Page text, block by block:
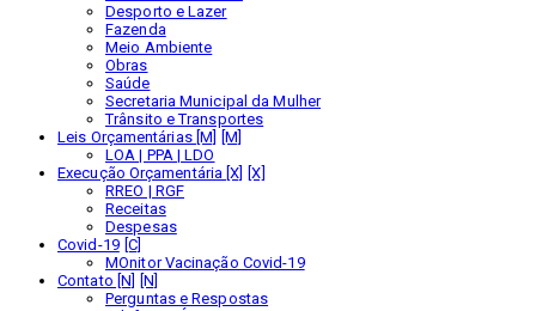
Desporto e Lazer
Fazenda
Meio Ambiente
Obras
Saúde
Secretaria Municipal da Mulher
Trânsito e Transportes
Leis Orçamentárias [M]
LOA | PPA | LDO
Execução Orçamentária [X]
RREO | RGF
Receitas
Despesas
Covid-19
MOnitor Vacinação Covid-19
Contato [N]
Perguntas e Respostas